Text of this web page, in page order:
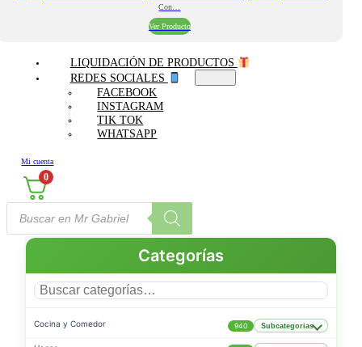
Con…
Ver Producto
LIQUIDACIÓN DE PRODUCTOS
REDES SOCIALES
FACEBOOK
INSTAGRAM
TIK TOK
WHATSAPP
Mi cuenta
0
Búsqueda
productos
Categorías
Cocina y Comedor 940 Subcategorias